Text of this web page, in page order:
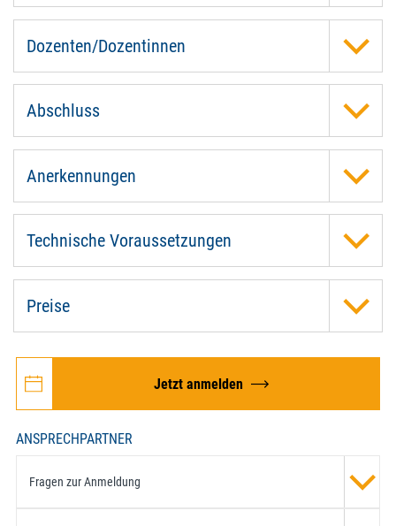
Dozenten/Dozentinnen
Abschluss
Anerkennungen
Technische Voraussetzungen
Preise
Jetzt anmelden
ANSPRECHPARTNER
Fragen zur Anmeldung